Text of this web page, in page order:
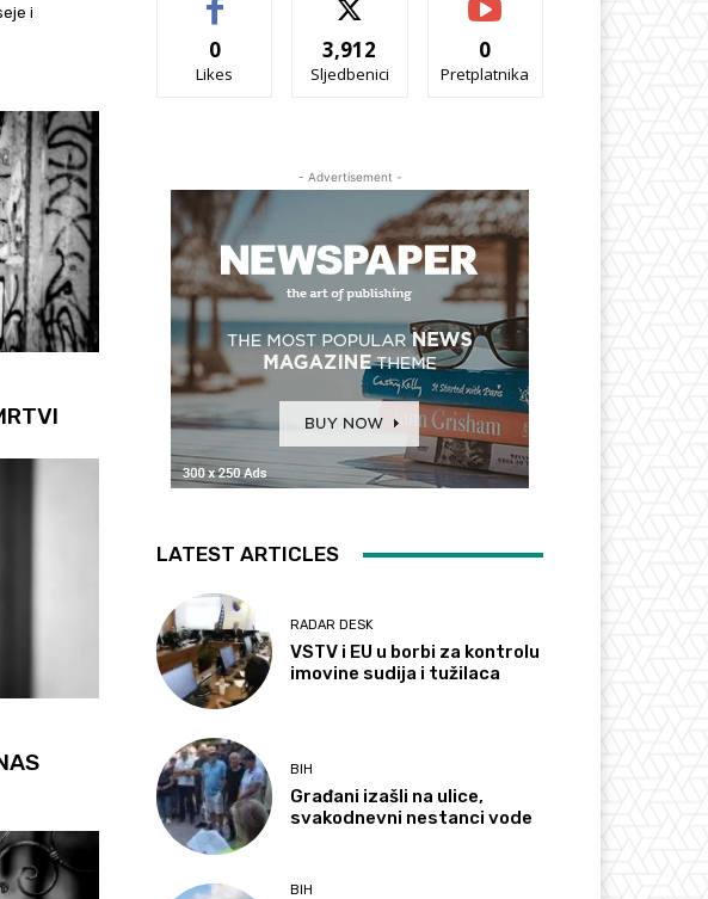
i
0
Likes
3,912
Sljedbenici
0
Pretplatnika
- Advertisement -
LATEST ARTICLES
RADAR DESK
VSTV i EU u borbi za kontrolu
imovine sudija i tužilaca
BIH
Građani izašli na ulice,
svakodnevni nestanci vode
BIH